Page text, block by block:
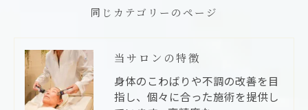
同じカテゴリーのページ
当サロンの特徴
身体のこわばりや不調の改善を目
指し、個々に合った施術を提供し